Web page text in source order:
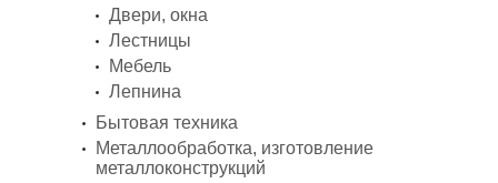
Двери, окна
Лестницы
Мебель
Лепнина
Бытовая техника
Металлообработка, изготовление
металлоконструкций